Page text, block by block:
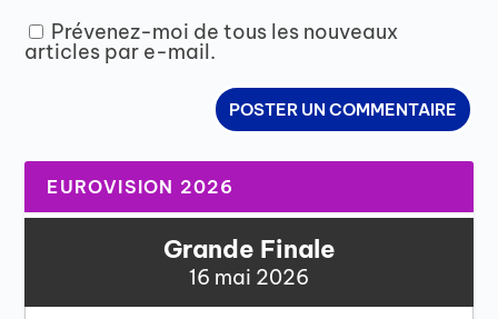
Prévenez-moi de tous les nouveaux
articles par e-mail.
EUROVISION 2026
Grande Finale
16 mai 2026